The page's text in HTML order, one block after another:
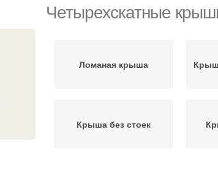
Четырехскатные
Ломаная крыша
Крыша без стоек